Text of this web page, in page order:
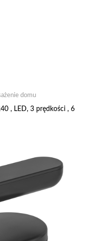
domu
, LED, 3 prędkości , 6